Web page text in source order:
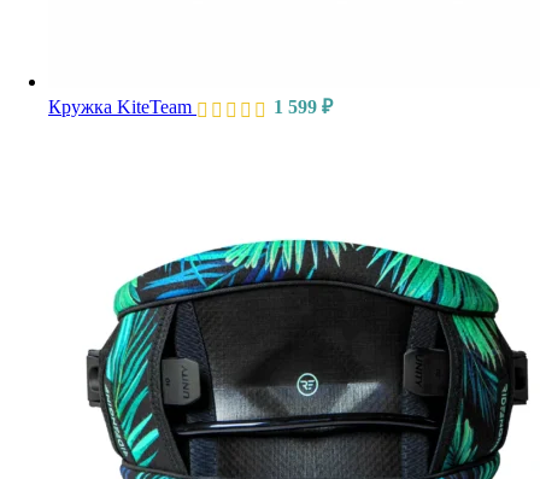
Кружка KiteTeam 1 599 ₽